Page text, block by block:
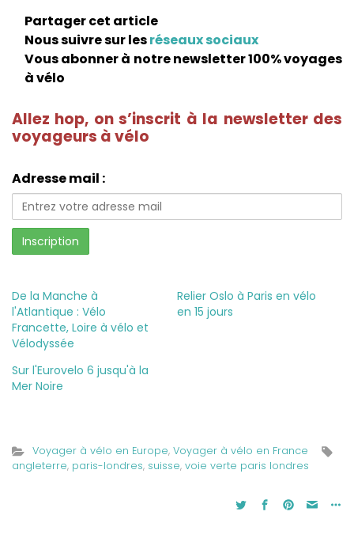
Partager cet article
Nous suivre sur lesréseaux sociaux
Vous abonner à notre newsletter 100% voyages
à vélo
Allez hop, on s’inscrit à la newsletter des
voyageurs à vélo
Adresse mail :
De la Manche à
l'Atlantique : Vélo
Francette, Loire à vélo et
Vélodyssée
Relier Oslo à Paris en vélo
en 15 jours
Sur l'Eurovelo 6 jusqu'à la
Mer Noire
Voyager à vélo en Europe, Voyager à vélo en France
angleterre, paris-londres, suisse, voie verte paris londres